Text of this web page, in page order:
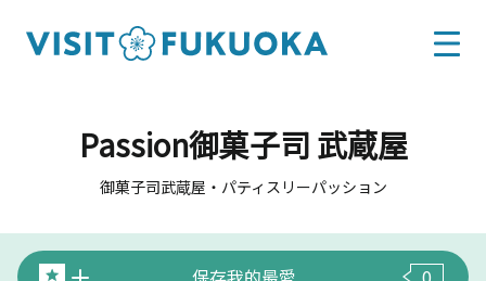
Passion御菓子司 武蔵屋
御菓子司武蔵屋・パティスリーパッション